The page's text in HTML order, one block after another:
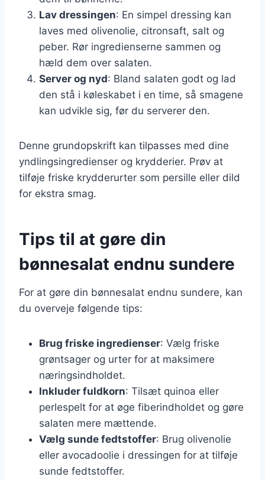
Lav dressingen: En simpel dressing kan
laves med olivenolie, citronsaft, salt og
peber. Rør ingredienserne sammen og
hæld dem over salaten.
Server og nyd: Bland salaten godt og lad
den stå i køleskabet i en time, så smagene
kan udvikle sig, før du serverer den.
Denne grundopskrift kan tilpasses med dine
yndlingsingredienser og krydderier. Prøv at
tilføje friske krydderurter som persille eller dild
for ekstra smag.
Tips til at gøre din
bønnesalat endnu sundere
For at gøre din bønnesalat endnu sundere, kan
du overveje følgende tips:
Brug friske ingredienser: Vælg friske
grøntsager og urter for at maksimere
næringsindholdet.
Inkluder fuldkorn: Tilsæt quinoa eller
perlespelt for at øge fiberindholdet og gøre
salaten mere mættende.
Vælg sunde fedtstoffer: Brug olivenolie
eller avocadoolie i dressingen for at tilføje
sunde fedtstoffer.